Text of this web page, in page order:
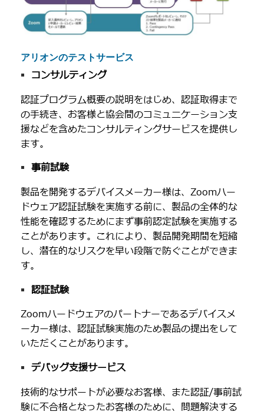
アリオンのテストサービス
コンサルティング
認証プログラム概要の説明をはじめ、認証取得まで
の手続き、お客様と協会間のコミュニケーション支
援などを含めたコンサルティングサービスを提供し
ます。
事前試験
製品を開発するデバイスメーカー様は、Zoomハー
ドウェア認証試験を実施する前に、製品の全体的な
性能を確認するためにまず事前認定試験を実施する
ことがあります。これにより、製品開発期間を短縮
し、潜在的なリスクを早い段階で防ぐことができま
す。
認証試験
Zoomハードウェアのパートナーであるデバイスメ
ーカー様は、認証試験実施のため製品の提出をして
いただくことがあります。
デバッグ支援サービス
技術的なサポートが必要なお客様、また認証/事前試
験に不合格となったお客様のために、問題解決する